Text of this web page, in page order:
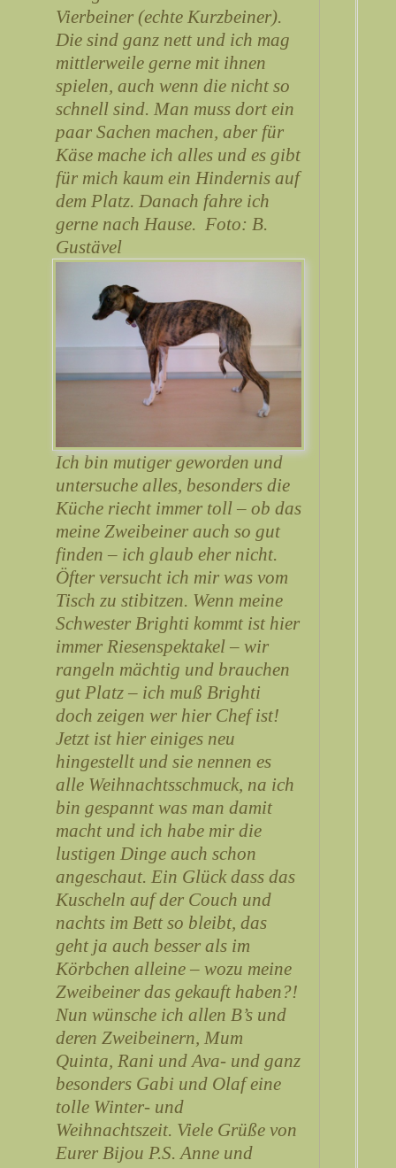
Vierbeiner (echte Kurzbeiner).
Die sind ganz nett und ich mag
mittlerweile gerne mit ihnen
spielen, auch wenn die nicht so
schnell sind. Man muss dort ein
paar Sachen machen, aber für
Käse mache ich alles und es gibt
für mich kaum ein Hindernis auf
dem Platz. Danach fahre ich
gerne nach Hause. Foto: B.
Gustävel
Ich bin mutiger geworden und
untersuche alles, besonders die
Küche riecht immer toll – ob das
meine Zweibeiner auch so gut
finden – ich glaub eher nicht.
Öfter versucht ich mir was vom
Tisch zu stibitzen. Wenn meine
Schwester Brighti kommt ist hier
immer Riesenspektakel – wir
rangeln mächtig und brauchen
gut Platz – ich muß Brighti
doch zeigen wer hier Chef ist!
Jetzt ist hier einiges neu
hingestellt und sie nennen es
alle Weihnachtsschmuck, na ich
bin gespannt was man damit
macht und ich habe mir die
lustigen Dinge auch schon
angeschaut. Ein Glück dass das
Kuscheln auf der Couch und
nachts im Bett so bleibt, das
geht ja auch besser als im
Körbchen alleine – wozu meine
Zweibeiner das gekauft haben?!
Nun wünsche ich allen B’s und
deren Zweibeinern, Mum
Quinta, Rani und Ava- und ganz
besonders Gabi und Olaf eine
tolle Winter- und
Weihnachtszeit. Viele Grüße von
Eurer Bijou P.S. Anne und